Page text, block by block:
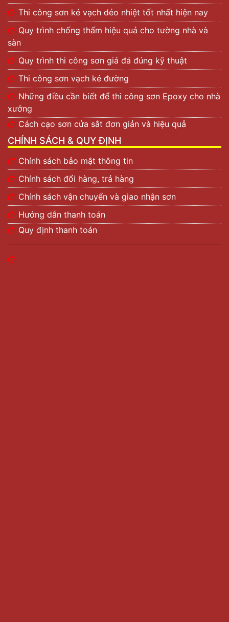
Thi công sơn kẻ vạch dẻo nhiệt tốt nhất hiện nay
Quy trình chống thấm hiệu quả cho tường nhà và
sàn
Quy trình thi công sơn giả đá đúng kỹ thuật
Thi công sơn vạch kẻ đường
Những điều cần biết để thi công sơn Epoxy cho nhà
xưởng
Cách cạo sơn cửa sắt đơn giản và hiệu quả
CHÍNH SÁCH & QUY ĐỊNH
Chính sách bảo mật thông tin
Chính sách đổi hàng, trả hàng
Chính sách vận chuyển và giao nhận sơn
Hướng dẫn thanh toán
Quy định thanh toán